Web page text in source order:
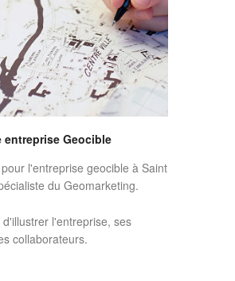
entreprise Geocible
l'entreprise geocible à Saint
du Geomarketing.
d'illustrer l'entreprise, ses
collaborateurs.